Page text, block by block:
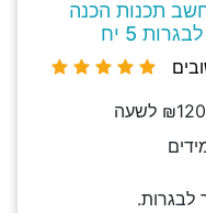
תכנות הכנה
לבגרות 5 יח
₪120 לשעה
לבגרות.